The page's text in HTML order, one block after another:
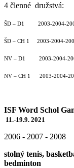
4 členné družstvá:
ŠD – D1 2003-2004-
ŠD – CH 1 2003-2004-
NV – D1 2003-2004-
NV – CH 1 2003-2004-
ISF Word Schol
11.-19.9. 2021
2006 - 2007 - 2008
stolný tenis,
bedminton